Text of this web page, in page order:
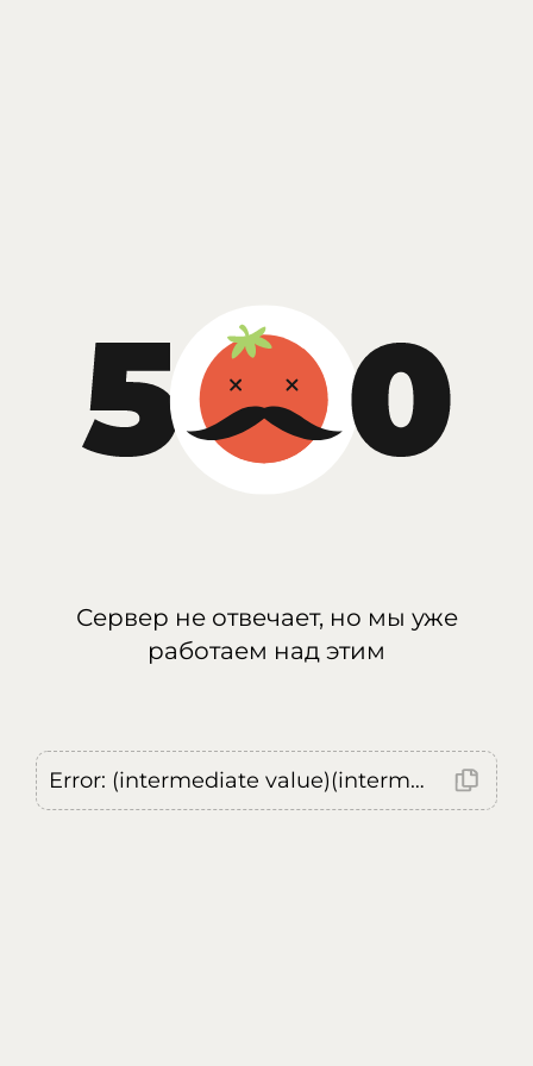
Сервер не отвечает, но мы уже
работаем над этим
Error: (intermediate value)(intermediate value)(intermediate value).replaceAll is not a function